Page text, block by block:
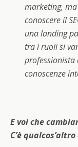
marketing,
conoscere il
una landing
tra i ruoli si
professionista
conoscenze
E voi che
C’è